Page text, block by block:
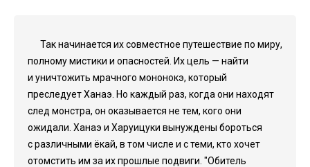
Так начинается их совместное путешествие по миру,
полному мистики и опасностей. Их цель — найти
и уничтожить мрачного мононокэ, который
преследует Ханаэ. Но каждый раз, когда они находят
след монстра, он оказывается не тем, кого они
ожидали. Ханаэ и Харуицуки вынуждены бороться
с различными ёкай, в том числе и с теми, кто хочет
отомстить им за их прошлые подвиги. "Обитель